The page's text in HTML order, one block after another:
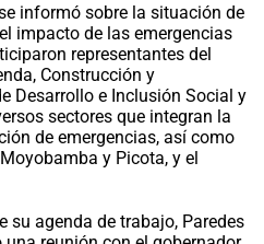
informó sobre la situación de
impacto de las emergencias
representantes del
Construcción y
Desarrollo e Inclusión Social y
sectores que integran la
de emergencias, así como
y Picota, y el
su agenda de trabajo, Paredes